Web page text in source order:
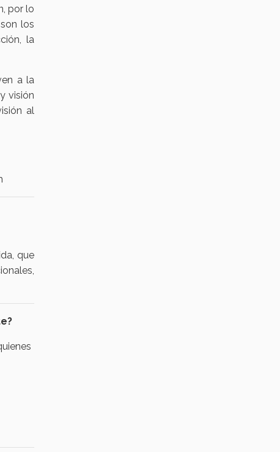
por lo
los
la
a la
visión
al
que